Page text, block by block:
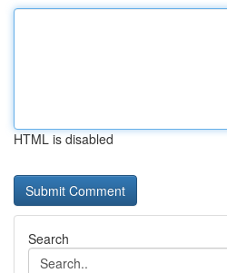
HTML is disabled
Search